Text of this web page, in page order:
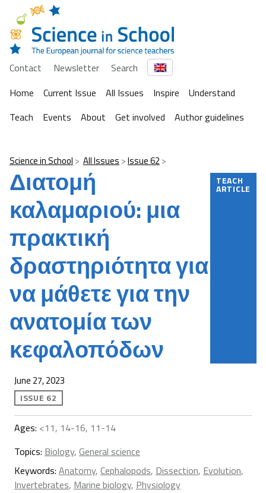
Contact Newsletter
Search
Home
Current Issue All Issues Inspire
Understand
Teach
Events About Get involved Author guidelines
Science in School All Issues Issue 62
Διατομή
καλαμαριού: μια
πρακτική
δραστηριότητα για
να μάθετε για την
ανατομία των
κεφαλοπόδων
TEACH
ARTICLE
June 27, 2023
ISSUE 62
Ages: <11, 14-16, 11-14
Topics: Biology, General science
Keywords: Anatomy, Cephalopods, Dissection, Evolution,
Invertebrates, Marine biology, Physiology